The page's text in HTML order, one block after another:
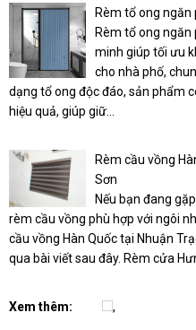
Rèm tổ ong ngăn
Rèm tổ ong ngăn
minh giúp tối ưu
cho nhà phố,
dạng tổ ong độc đáo, sản phẩm
hiệu quả, giúp giữ...
Rèm cầu vồng
Sơn
Nếu bạn đang
rèm cầu vồng phù hợp với ngôi
cầu vồng Hàn Quốc tại Nhuận
qua bài viết sau đây. Rèm cửa
Xem thêm: ,